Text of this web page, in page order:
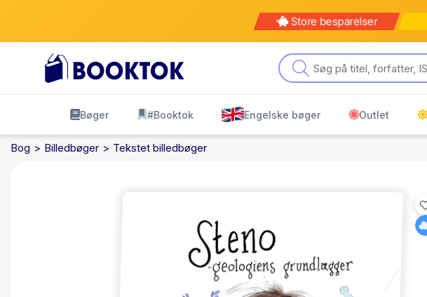
Store besparelser
Bøger #Booktok Engelske bøger Outlet
Bog Billedbøger Tekstet billedbøger